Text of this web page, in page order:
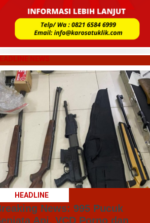
NEWS
HEADLINE
News: 995 Pucuk
Api, VCD Porno dan